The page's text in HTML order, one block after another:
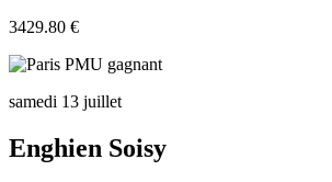
3429.80 €
samedi 13 juillet
Enghien Soisy